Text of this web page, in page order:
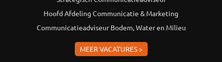
Hoofd Afdeling Communicatie & Marketing
Communicatieadviseur Bodem, Water en Milieu
MEER VACATURES >